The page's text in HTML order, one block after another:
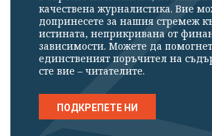
качествена журналистика. Вие
допринесете за нашия стремеж
истината, неприкривана от
зависимости. Можете да
единственият поръчител на
сте вие – читателите.
ПОДКРЕПЕТЕ НИ